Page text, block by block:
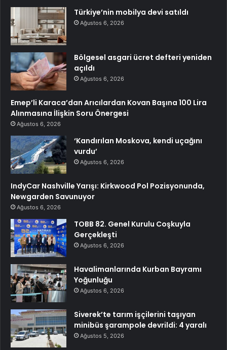
Türkiye’nin mobilya devi satıldı
Ağustos 6, 2026
Bölgesel asgari ücret defteri yeniden
açıldı
Ağustos 6, 2026
Emep’li Karaca’dan Arıcılardan Kovan Başına 100 Lira
Alınmasına İlişkin Soru Önergesi
Ağustos 6, 2026
‘Kandırılan Moskova, kendi uçağını
vurdu’
Ağustos 6, 2026
IndyCar Nashville Yarışı: Kirkwood Pol Pozisyonunda,
Newgarden Savunuyor
Ağustos 6, 2026
TOBB 82. Genel Kurulu Coşkuyla
Gerçekleşti
Ağustos 6, 2026
Havalimanlarında Kurban Bayramı
Yoğunluğu
Ağustos 6, 2026
Siverek’te tarım işçilerini taşıyan
minibüs şarampole devrildi: 4 yaralı
Ağustos 5, 2026